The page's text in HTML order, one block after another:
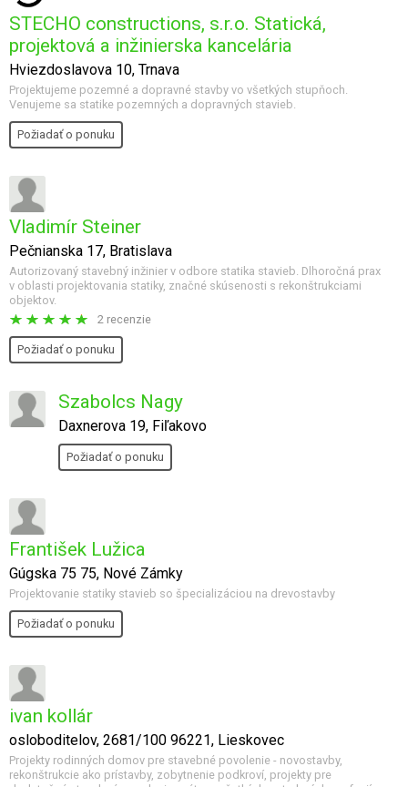
STECHO constructions, s.r.o. Statická,
projektová a inžinierska kancelária
Hviezdoslavova 10, Trnava
Projektujeme pozemné a dopravné stavby vo všetkých stupňoch.
Venujeme sa statike pozemných a dopravných stavieb.
Požiadať o ponuku
Vladimír Steiner
Pečnianska 17, Bratislava
Autorizovaný stavebný inžinier v odbore statika stavieb. Dlhoročná prax
v oblasti projektovania statiky, značné skúsenosti s rekonštrukciami
objektov.
2 recenzie
Požiadať o ponuku
Szabolcs Nagy
Daxnerova 19, Fiľakovo
Požiadať o ponuku
František Lužica
Gúgska 75 75, Nové Zámky
Projektovanie statiky stavieb so špecializáciou na drevostavby
Požiadať o ponuku
ivan kollár
osloboditelov, 2681/100 96221, Lieskovec
Projekty rodinných domov pre stavebné povolenie - novostavby,
rekonštrukcie ako prístavby, zobytnenie podkroví, projekty pre